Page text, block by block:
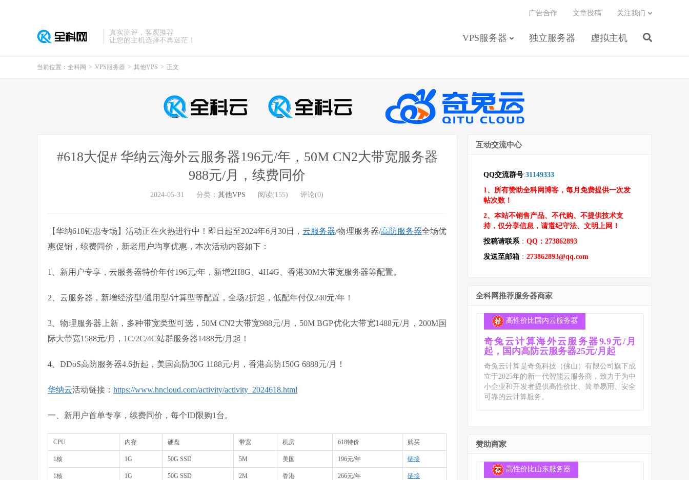
真实测评，客观推荐
让您的主机选择不再迷茫！
VPS服务器 独立服务器 虚拟主机
广告合作 文章投稿 关注我们
当前位置： 全科网 > VPS服务器 > 其他VPS > 正文
#618大促# 华纳云海外云服务器196元/年，50M CN2大带宽服务器
988元/月，续费同价
2024-05-31 分类： 其他VPS 阅读(155) 评论(0)
【华纳618钜惠专场】活动正在火热进行中！即日起至2024年6月30日，云服务器/物理服务器/高防服务器全场优
惠促销，续费同价，新老用户均享优惠，本次活动内容如下：
1、新用户专享，云服务器特价年付196元/年，新增2H8G、4H4G、香港30M大带宽服务器等配置。
2、云服务器，新增经济型/通用型/计算型等配置，全场2折起，低配年付仅240元/年！
3、物理服务器上新，多种带宽类型可选，50M CN2大带宽988元/月，50M BGP优化大带宽1488元/月，200M国
际大带宽1588元/月，1C/2C/4C站群服务器1488元/月起！
4、DDoS高防服务器4.6折起，美国高防30G 1188元/月，香港高防150G 6888元/月！
华纳云活动链接： https://www.hncloud.com/activity/activity_2024618.html
一、新用户首单专享，续费同价，每个ID限购1台。
CPU 内存 硬盘 带宽 机房 618特价 购买
1核 1G 50G SSD 5M 美国 196元/年 链接
1核 1G 50G SSD 2M 香港 266元/年 链接
互动交流中心
QQ交流群号:31149333
1、所有赞助全科网博客，每月免费提供一次发
帖次数！
2、本站不销售产品、不代购、不提供技术支
持，仅分享信息，请遵纪守法、文明上网！
投稿请联系： QQ：273862893
发送至邮箱 ： 273862893@qq.com
全科网推荐服务器商家
高性价比国内云服务器
奇兔云计算海外云服务器9.9元/月
起，国内高防云服务器25元/月起
奇兔云计算是奇兔科技（佛山）有限公司旗下成
立于2025年的新一代智能云服务商，致力于为中
小企业和开发者提供高性价比、简单易用、安全
可靠的云计算服务。
赞助商家
高性价比山东服务器